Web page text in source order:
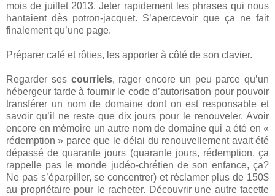
mois de juillet 2013. Jeter rapidement les phrases qui nous
hantaient dès potron-jacquet. S’apercevoir que ça ne fait
finalement qu’une page.
Préparer café et rôties, les apporter à côté de son clavier.
Regarder ses courriels, rager encore un peu parce qu’un
hébergeur tarde à fournir le code d’autorisation pour pouvoir
transférer un nom de domaine dont on est responsable et
savoir qu’il ne reste que dix jours pour le renouveler. Avoir
encore en mémoire un autre nom de domaine qui a été en «
rédemption » parce que le délai du renouvellement avait été
dépassé de quarante jours (quarante jours, rédemption, ça
rappelle pas le monde judéo-chrétien de son enfance, ça?
Ne pas s’éparpiller, se concentrer) et réclamer plus de 150$
au propriétaire pour le racheter. Découvrir une autre facette